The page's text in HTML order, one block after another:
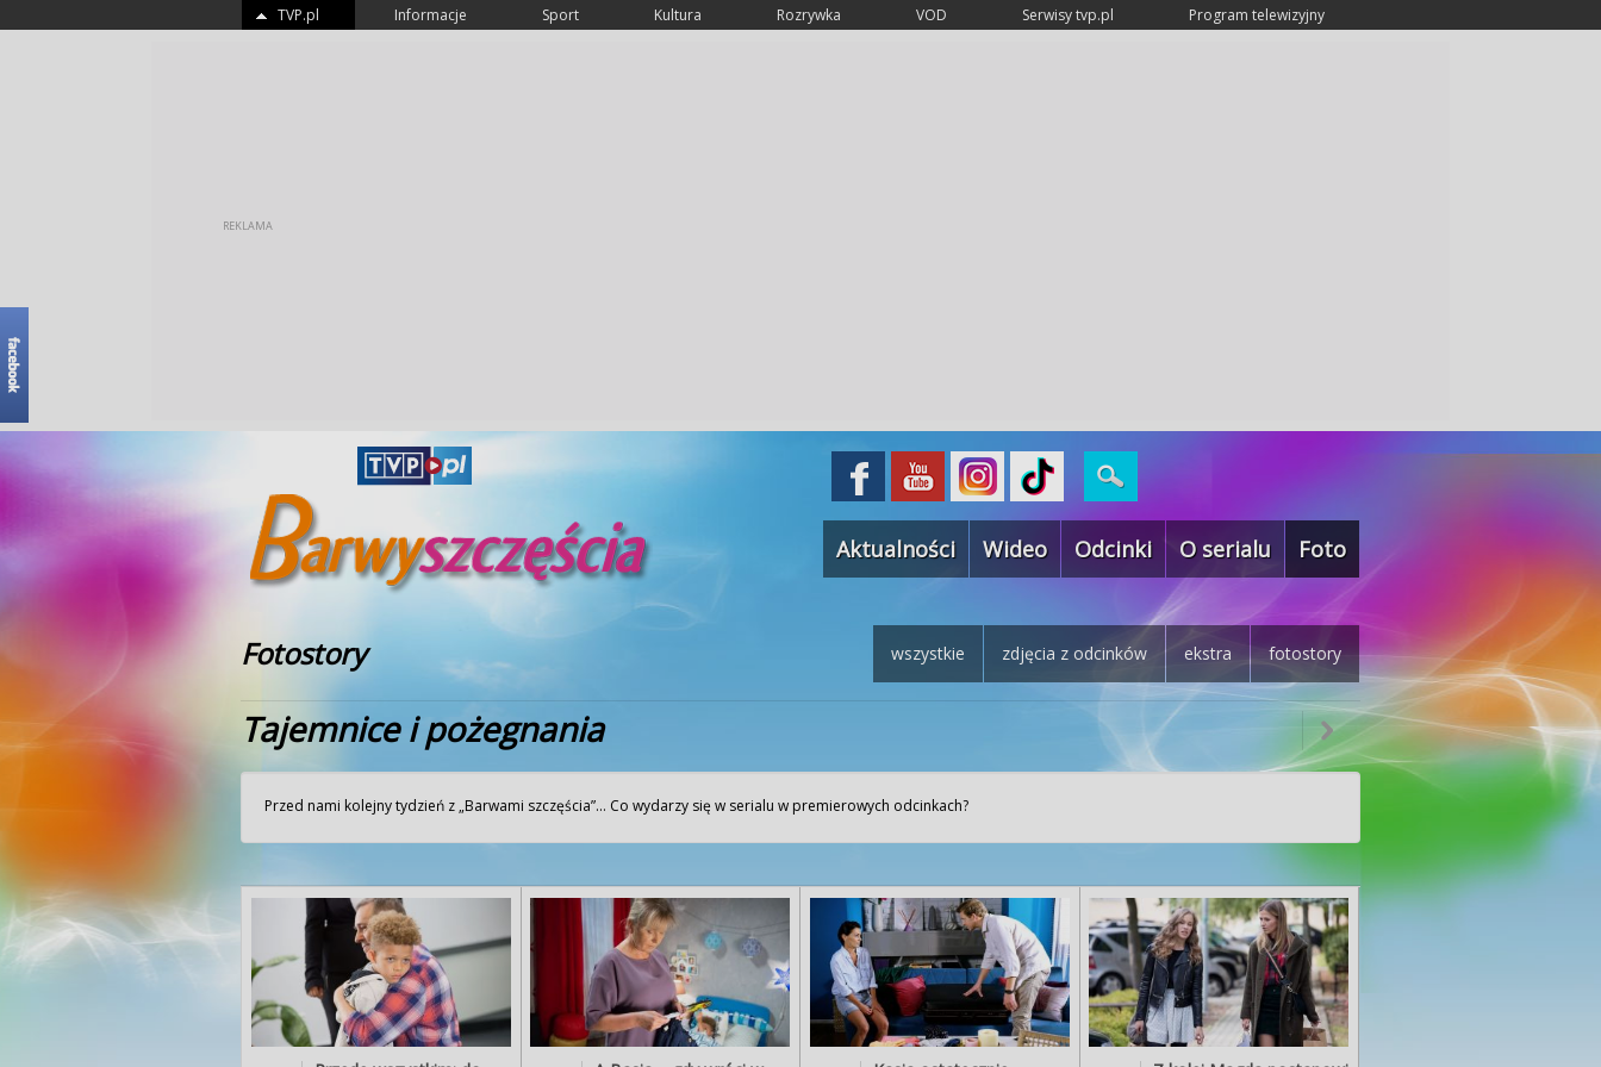
TVP.pl Informacje Sport Kultura Rozrywka VOD Serwisy tvp.pl Program telewizyjny
Aktualności Wideo Odcinki O serialu Foto
Fotostory fotostory
ekstra
zdjęcia z odcinków
wszystkie
Tajemnice i pożegnania
Przed nami kolejny tydzień z „Barwami szczęścia”… Co wydarzy się w serialu w premierowych odcinkach?